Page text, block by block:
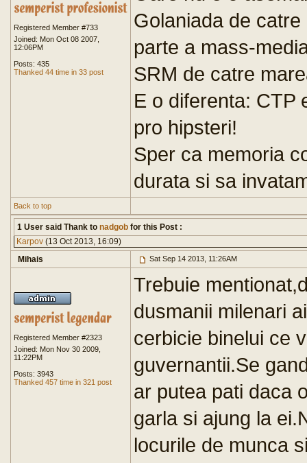
Registered Member #733
Joined: Mon Oct 08 2007,
12:06PM
Posts: 435
Thanked 44 time in 33 post
Golaniada de
parte a mass-
SRM de catre
E o diferenta: CTP
pro hipsteri!
Sper ca memoria
durata si sa
Back to top
1 User said Thank to nadgob for this Post :
Karpov (13 Oct 2013, 16:09)
Mihais
Sat Sep 14 2013, 11:26AM
Registered Member #2323
Joined: Mon Nov 30 2009,
11:22PM
Posts: 3943
Thanked 457 time in 321 post
Trebuie
dusmanii milenari
cerbicie binelui ce
guvernantii.Se
ar putea pati daca
garla si ajung la
locurile de munca